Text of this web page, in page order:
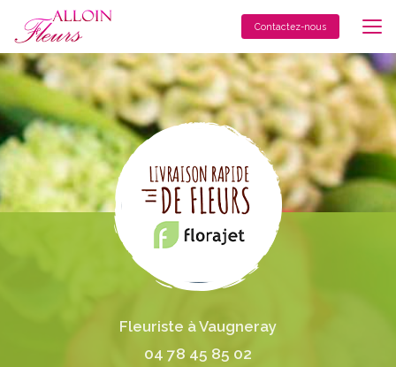
contenu
principal
Contactez-nous
Fleuriste à Vaugneray
04 78 45 85 02